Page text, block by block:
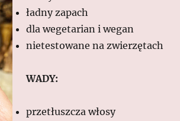
ładny zapach
dla wegetarian i wegan
nietestowane na zwierzętach
WADY:
przetłuszcza włosy